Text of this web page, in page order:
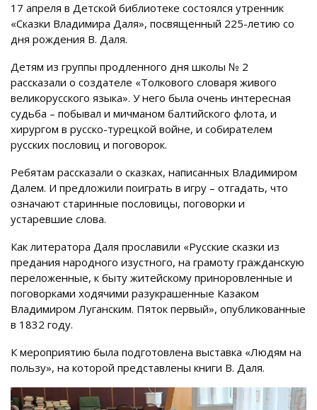
17 апреля в Детской библиотеке состоялся утренник
«Сказки Владимира Даля», посвященный 225-летию со
дня рождения В. Даля.
Детям из группы продленного дня школы № 2
рассказали о создателе «Толкового словаря живого
великорусского языка». У него была очень интересная
судьба – побывал и мичманом балтийского флота, и
хирургом в русско-турецкой войне, и собирателем
русских пословиц и поговорок.
Ребятам рассказали о сказках, написанных Владимиром
Далем. И предложили поиграть в игру – отгадать, что
означают старинные пословицы, поговорки и
устаревшие слова.
Как литератора Даля прославили «Русские сказки из
предания народного изустного, на грамоту гражданскую
переложенные, к быту житейскому приноровленные и
поговорками ходячими разукрашенные Казаком
Владимиром Луганским. Пяток первый», опубликованные
в 1832 году.
К мероприятию была подготовлена выставка «Людям на
пользу», на которой представлены книги В. Даля.